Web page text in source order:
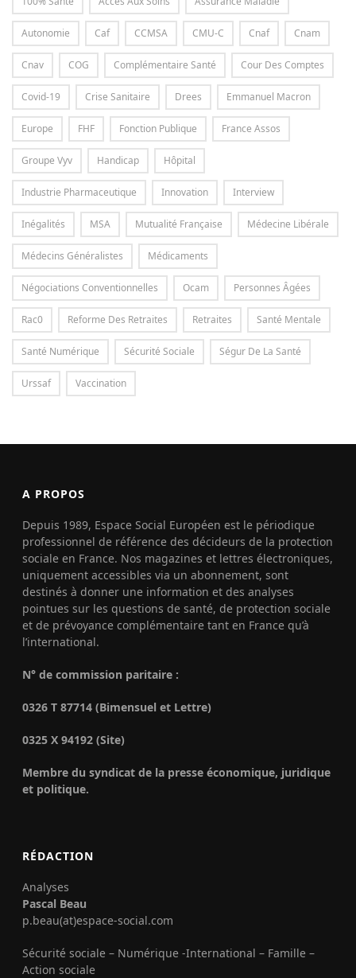
Autonomie Caf CCMSA CMU-C Cnaf Cnam
Cnav COG Complémentaire Santé Cour Des Comptes
Covid-19 Crise Sanitaire Drees Emmanuel Macron
Europe FHF Fonction Publique France Assos
Groupe Vyv Handicap Hôpital
Industrie Pharmaceutique Innovation Interview
Inégalités MSA Mutualité Française Médecine Libérale
Médecins Généralistes Médicaments
Négociations Conventionnelles Ocam Personnes Âgées
Rac0 Reforme Des Retraites Retraites Santé Mentale
Santé Numérique Sécurité Sociale Ségur De La Santé
Urssaf Vaccination
A PROPOS
Depuis 1989, Espace Social Européen est le périodique
professionnel de référence des décideurs de la protection
sociale en France. Nos magazines et lettres électroniques,
uniquement accessibles via un abonnement, sont
destinés à donner une information et des analyses
pointues sur les questions de santé, de protection sociale
et de prévoyance complémentaire tant en France qu’à
l’international.
N° de commission paritaire :
0326 T 87714 (Bimensuel et Lettre)
0325 X 94192 (Site)
Membre du syndicat de la presse économique, juridique
et politique.
RÉDACTION
Analyses
Pascal Beau
p.beau(at)espace-social.com
Sécurité sociale – Numérique -International – Famille –
Action sociale